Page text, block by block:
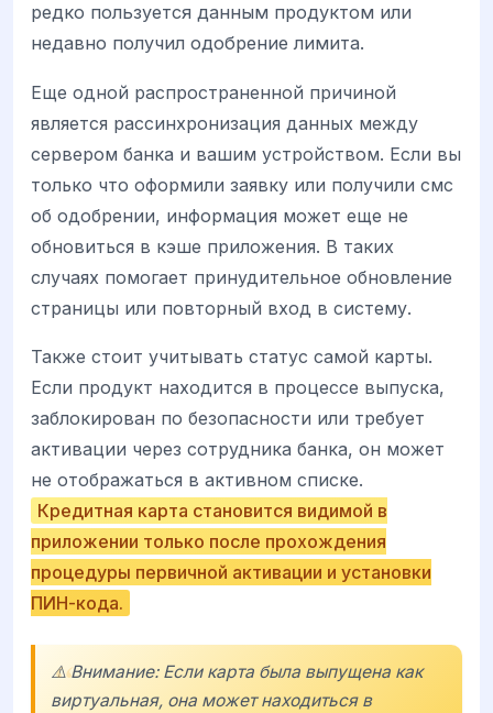
редко пользуется данным продуктом или
недавно получил одобрение лимита.
Еще одной распространенной причиной
является рассинхронизация данных между
сервером банка и вашим устройством. Если вы
только что оформили заявку или получили смс
об одобрении, информация может еще не
обновиться в кэше приложения. В таких
случаях помогает принудительное обновление
страницы или повторный вход в систему.
Также стоит учитывать статус самой карты.
Если продукт находится в процессе выпуска,
заблокирован по безопасности или требует
активации через сотрудника банка, он может
не отображаться в активном списке.
Кредитная карта становится видимой в
приложении только после прохождения
процедуры первичной активации и установки
ПИН-кода.
⚠️ Внимание: Если карта была выпущена как
виртуальная, она может находиться в